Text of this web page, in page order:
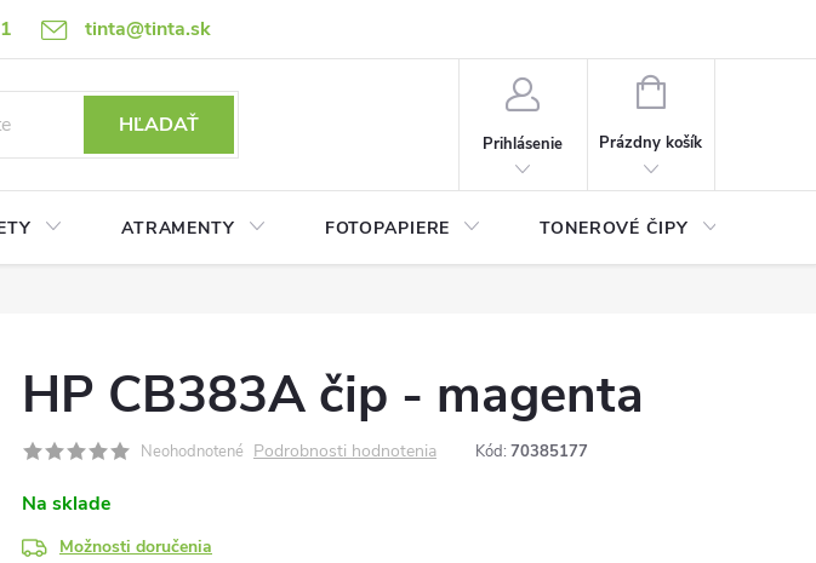
tinta@tinta.sk
Ako nakupovať Ochrana osobný údajov (GDPR)
HĽADAŤ
Prihlásenie
NÁKUPNÝ
Prázdny košík
ATRAMENTY FOTOPAPIERE TONEROVÉ ČIPY
HP CB383A čip - magenta
Neohodnotené Podrobnosti hodnotenia Kód: 70385177
Na sklade
Možnosti doručenia